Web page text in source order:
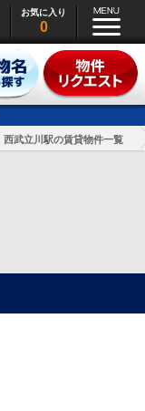
お気に入り
0
西武立川駅の賃貸物件一覧